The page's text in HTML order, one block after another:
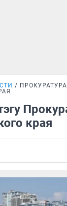
ПРОКУРАТУРА
края